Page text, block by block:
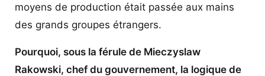
moyens de production était passée aux mains
des grands groupes étrangers.
Pourquoi, sous la férule de Mieczyslaw
Rakowski, chef du gouvernement, la logique de